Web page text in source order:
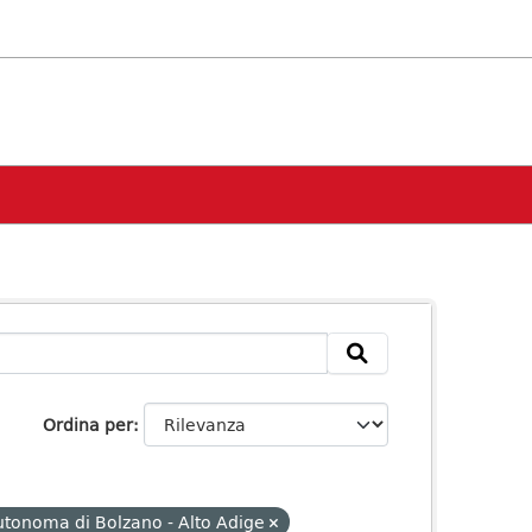
Ordina per
di Bolzano - Alto Adige